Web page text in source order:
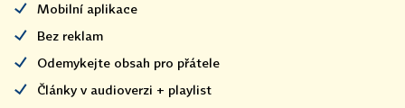
Mobilní aplikace
Bez reklam
Odemykejte obsah pro přátele
Články v audioverzi + playlist